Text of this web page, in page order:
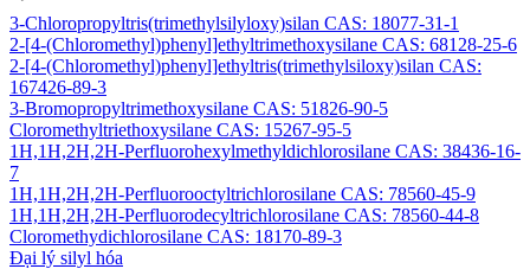
3-Chloropropyltris(trimethylsilyloxy)silan CAS: 18077-31-1
2-[4-(Chloromethyl)phenyl]ethyltrimethoxysilane CAS: 68128-25-6
2-[4-(Chloromethyl)phenyl]ethyltris(trimethylsiloxy)silan CAS:
167426-89-3
3-Bromopropyltrimethoxysilane CAS: 51826-90-5
Cloromethyltriethoxysilane CAS: 15267-95-5
1H,1H,2H,2H-Perfluorohexylmethyldichlorosilane CAS: 38436-16-
7
1H,1H,2H,2H-Perfluorooctyltrichlorosilane CAS: 78560-45-9
1H,1H,2H,2H-Perfluorodecyltrichlorosilane CAS: 78560-44-8
Cloromethydichlorosilane CAS: 18170-89-3
Đại lý silyl hóa